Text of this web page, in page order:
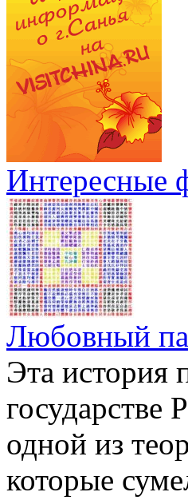
Интересные
Любовный
Эта история
одной из
которые